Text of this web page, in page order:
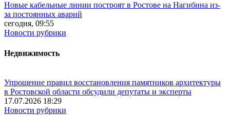
Новые кабельные линии построят в Ростове на Нагибина из-
за постоянных аварий
сегодня, 09:55
Новости рубрики
Недвижимость
Упрощение правил восстановления памятников архитектуры
в Ростовской области обсудили депутаты и эксперты
17.07.2026 18:29
Новости рубрики